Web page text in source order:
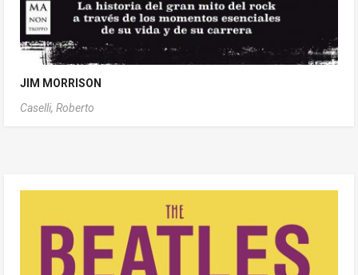
JIM MORRISON
Caselli, Roberto